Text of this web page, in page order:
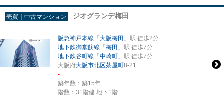
売買｜中古マンション ジオグランデ梅田
阪急神戸本線 「 大阪梅田 」駅 徒歩2分
地下鉄御堂筋線 「 梅田 」駅 徒歩7分
地下鉄谷町線 「 中崎町 」駅 徒歩7分
大阪府大阪市北区茶屋町8-21
-
築年数：築15年
階数：31階建 地下1階